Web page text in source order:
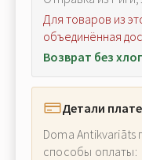
Для товаров из
объединённая
Возврат без
Детали
Doma
способы оплаты: